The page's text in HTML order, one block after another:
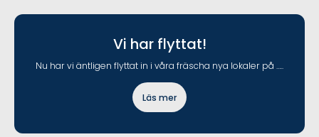
Vi har flyttat!
Nu har vi äntligen flyttat in i våra fräscha nya lokaler på …..
Läs mer